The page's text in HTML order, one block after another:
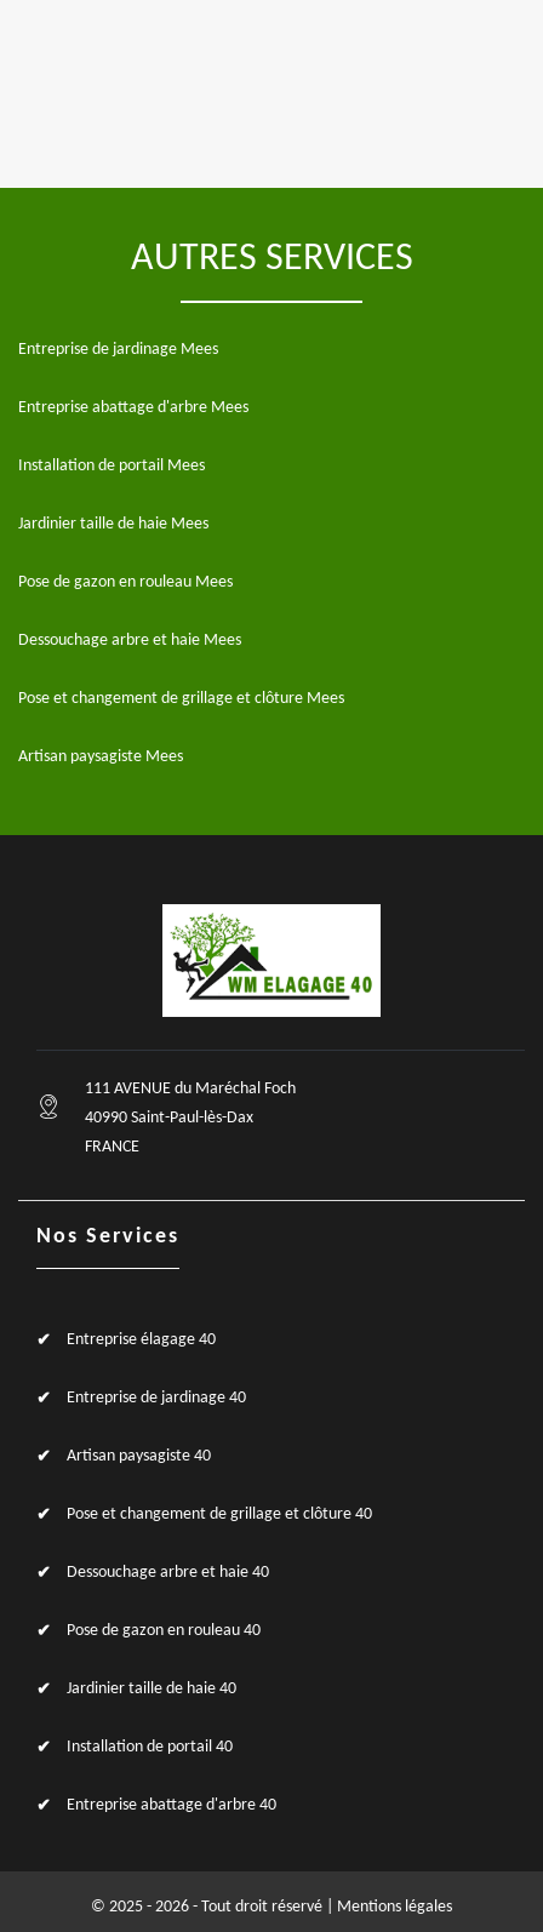
AUTRES SERVICES
Entreprise de jardinage Mees
Entreprise abattage d'arbre Mees
Installation de portail Mees
Jardinier taille de haie Mees
Pose de gazon en rouleau Mees
Dessouchage arbre et haie Mees
Pose et changement de grillage et clôture Mees
Artisan paysagiste Mees
111 AVENUE du Maréchal Foch
40990 Saint-Paul-lès-Dax
FRANCE
Nos Services
Entreprise élagage 40
Entreprise de jardinage 40
Artisan paysagiste 40
Pose et changement de grillage et clôture 40
Dessouchage arbre et haie 40
Pose de gazon en rouleau 40
Jardinier taille de haie 40
Installation de portail 40
Entreprise abattage d'arbre 40
© 2025 - 2026 - Tout droit réservé | Mentions légales